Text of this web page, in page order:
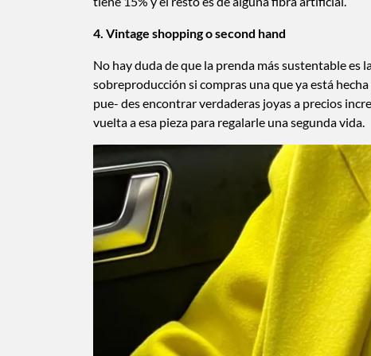
4. Vintage shopping o second hand
No hay duda de que la prenda más sustentable es
sobreproducción si compras una que ya está
pue- des encontrar verdaderas joyas a precios
vuelta a esa pieza para regalarle una segunda vida.